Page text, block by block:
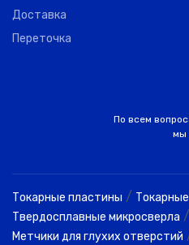
Доставка
Переточка
По всем
мы
Токарные пластины /
Твердосплавные микросверла /
Метчики для глухих отверстий